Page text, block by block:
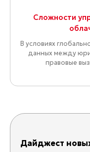
Сложности
В условиях
данных между
правовые
Дайджест